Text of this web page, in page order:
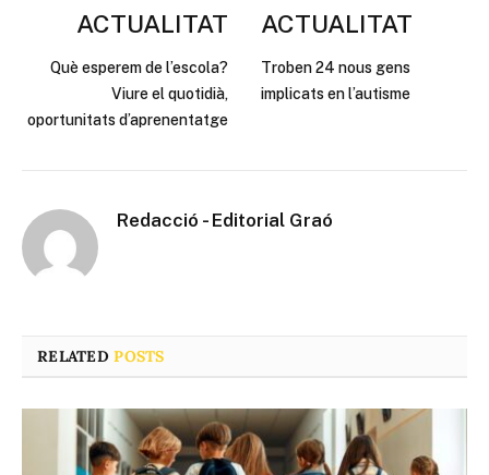
ACTUALITAT
Què esperem de l’escola?
Viure el quotidià,
oportunitats d’aprenentatge
ACTUALITAT
Troben 24 nous gens
implicats en l’autisme
Redacció - Editorial Graó
RELATEDPOSTS